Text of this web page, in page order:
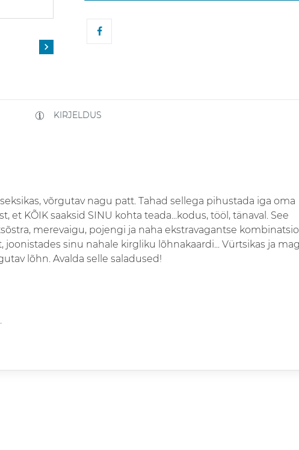

KIRJELDUS
võrgutav nagu patt. Tahad sellega pihustada iga oma
KÕIK saaksid SINU kohta teada...kodus, tööl, tänaval. See
merevaigu, pojengi ja naha ekstravagantse
sinu nahale kirgliku lõhnakaardi... Vürtsikas ja
lõhn. Avalda selle saladused!